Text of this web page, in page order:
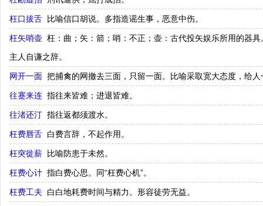
枉口拔舌 比喻信口胡说。多指造谣生事，恶意中伤。
枉矢哨壶 枉：曲；矢：箭；哨：不正；壶：古代投矢娱乐所用的器
主人自谦之辞。
网开一面 把捕禽的网撤去三面，只留一面。比喻采取宽大态度，给人
往蹇来连 指往来皆难；进退皆难。
往渚还汀 指往返都须渡水。
枉费唇舌 白费言辞，不起作用。
枉突徙薪 比喻防患于未然。
枉费心计 指白费心思。同“枉费心机”。
枉费工夫 白白地耗费时间与精力。形容徒劳无益。